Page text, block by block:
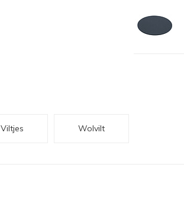
Viltjes Wolvilt